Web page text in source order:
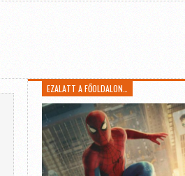
EZALATT A FŐOLDALON…